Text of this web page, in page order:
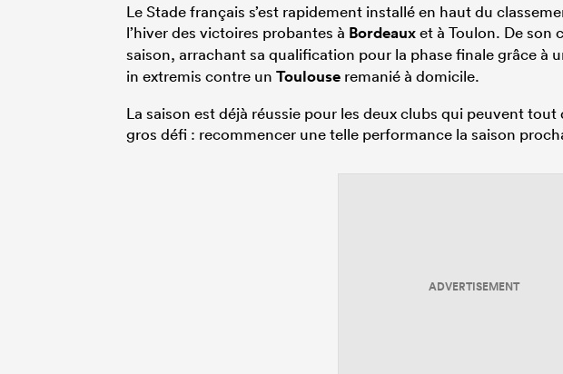
Le Stade français s’est rapidement installé en haut du
l’hiver des victoires probantes à Bordeauxet à Toulon. De son
saison, arrachant sa qualification pour la phase finale grâce à
in extremis contre un Toulouse remanié à domicile.
La saison est déjà réussie pour les deux clubs qui peuvent
gros défi : recommencer une telle performance la saison
ADVERTISEMENT